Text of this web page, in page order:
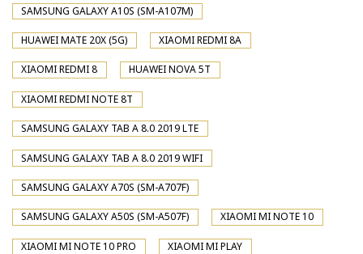
SAMSUNG GALAXY A10S (SM-A107M)
HUAWEI MATE 20X (5G) XIAOMI REDMI 8A
XIAOMI REDMI 8 HUAWEI NOVA 5T
XIAOMI REDMI NOTE 8T
SAMSUNG GALAXY TAB A 8.0 2019 LTE
SAMSUNG GALAXY TAB A 8.0 2019 WIFI
SAMSUNG GALAXY A70S (SM-A707F)
SAMSUNG GALAXY A50S (SM-A507F) XIAOMI MI NOTE 10
XIAOMI MI NOTE 10 PRO XIAOMI MI PLAY